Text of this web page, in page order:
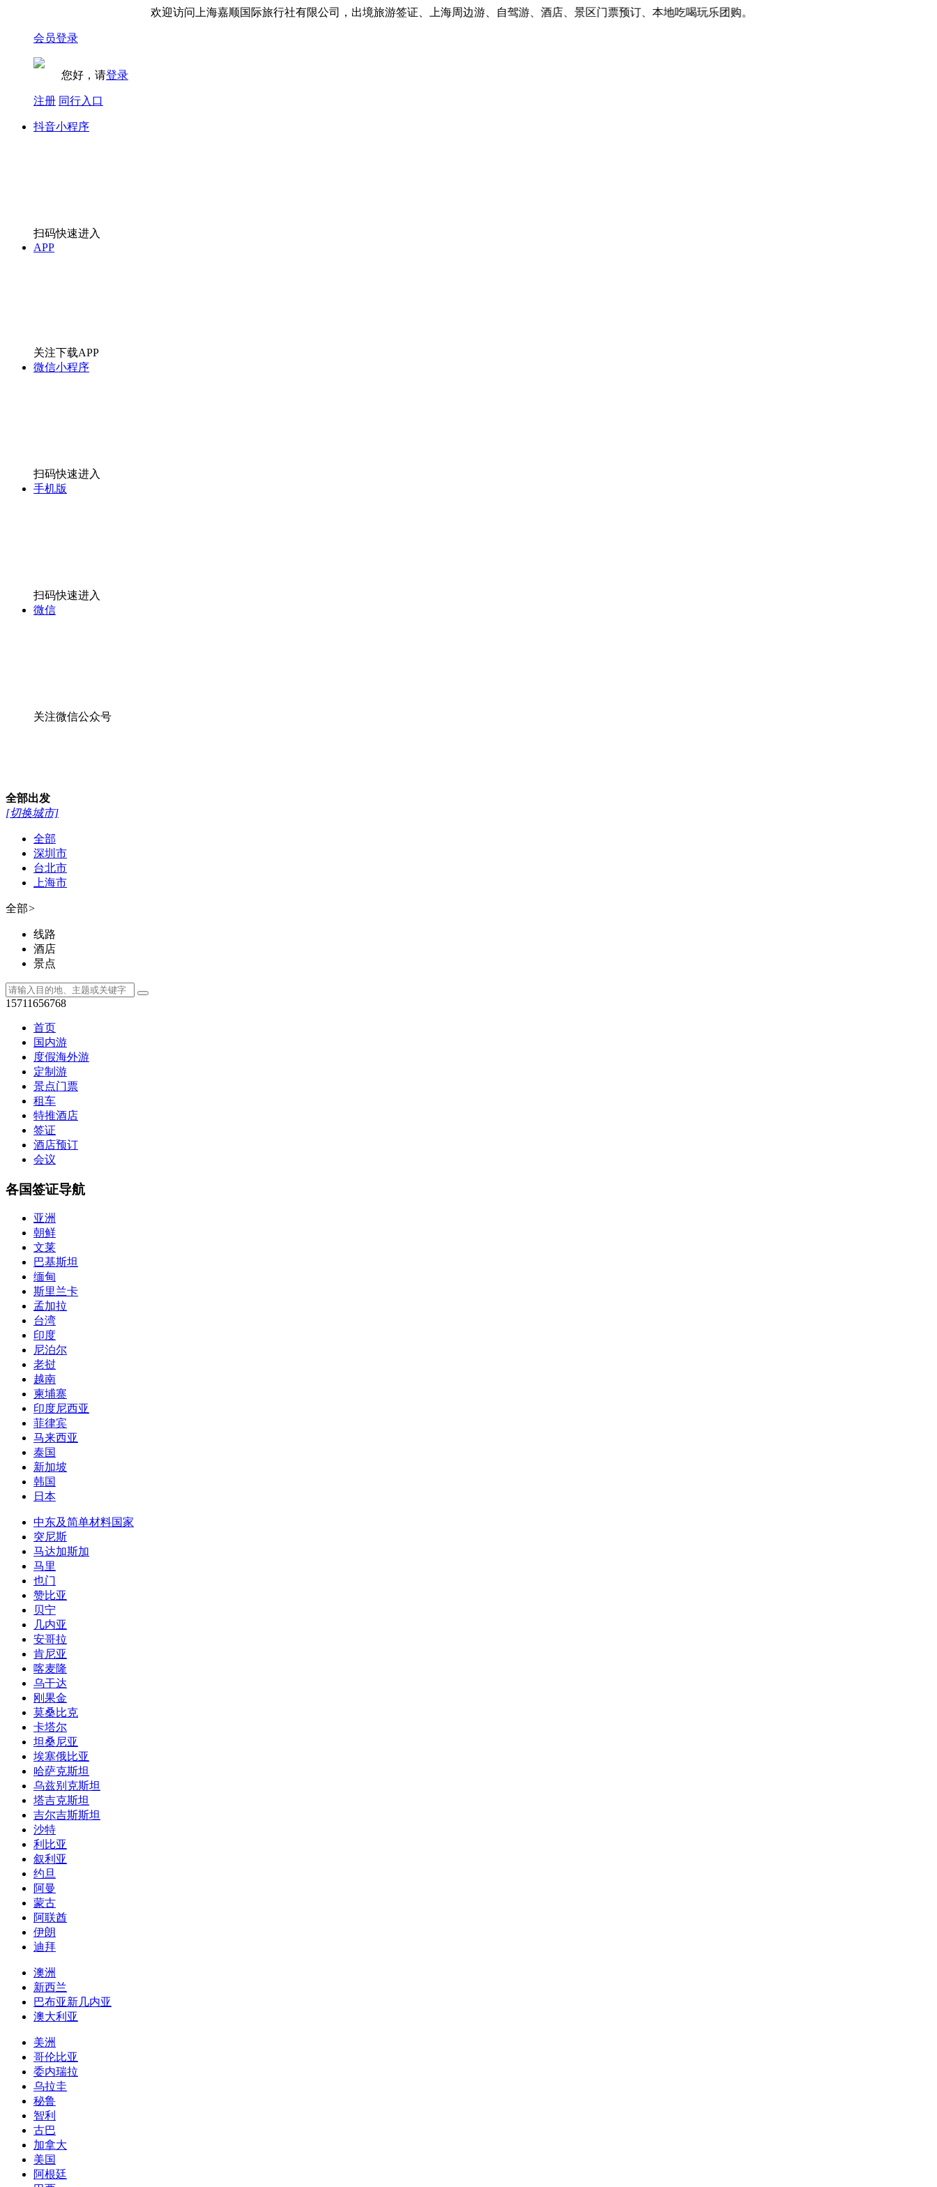
欢迎访问上海嘉顺国际旅行社有限公司，出境旅游签证、上海周边游、自驾游、酒店、景区门票预订、本地吃喝玩乐团购。
会员登录
您好，请登录
注册 同行入口
抖音小程序
扫码快速进入
APP
关注下载APP
微信小程序
扫码快速进入
手机版
扫码快速进入
微信
关注微信公众号
全部出发
[切换城市]
全部
深圳市
台北市
上海市
全部>
线路
酒店
景点
15711656768
首页
国内游
度假海外游
定制游
景点门票
租车
特推酒店
签证
酒店预订
会议
各国签证导航
亚洲
朝鲜
文莱
巴基斯坦
缅甸
斯里兰卡
孟加拉
台湾
印度
尼泊尔
老挝
越南
柬埔寨
印度尼西亚
菲律宾
马来西亚
泰国
新加坡
韩国
日本
中东及简单材料国家
突尼斯
马达加斯加
马里
也门
赞比亚
贝宁
几内亚
安哥拉
肯尼亚
喀麦隆
乌干达
刚果金
莫桑比克
卡塔尔
坦桑尼亚
埃塞俄比亚
哈萨克斯坦
乌兹别克斯坦
塔吉克斯坦
吉尔吉斯斯坦
沙特
利比亚
叙利亚
约旦
阿曼
蒙古
阿联酋
伊朗
迪拜
澳洲
新西兰
巴布亚新几内亚
澳大利亚
美洲
哥伦比亚
委内瑞拉
乌拉圭
秘鲁
智利
古巴
加拿大
美国
阿根廷